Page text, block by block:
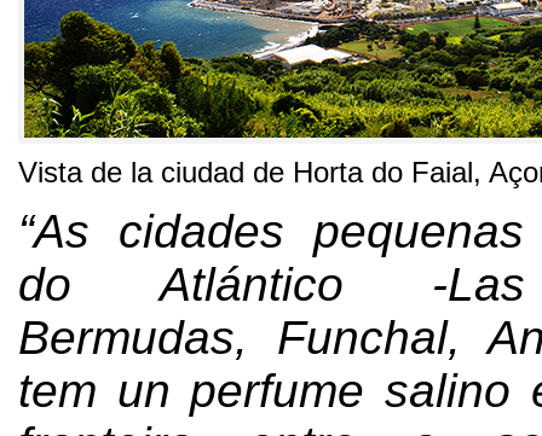
Vista de la ciudad de Horta do Faial,
“As cidades
do Atlántico -Las
Bermudas, Funchal,
tem un perfume salino